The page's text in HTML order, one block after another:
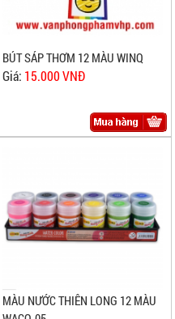
BÚT SÁP THƠM 12 MÀU WINQ
Giá: 15.000 VNĐ
MÀU NƯỚC THIÊN LONG 12 MÀU